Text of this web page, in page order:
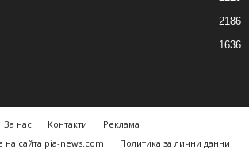
2186
1636
За нас Контакти
Реклама
на сайта pia-news.com
Политика за лични данни